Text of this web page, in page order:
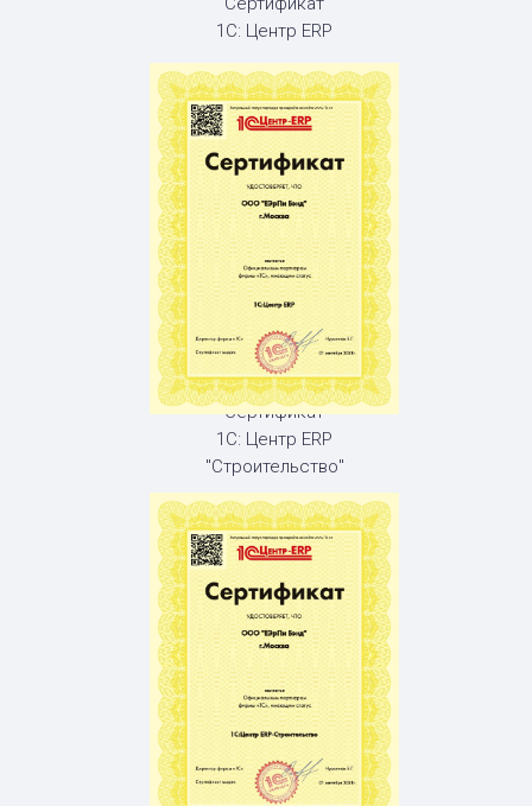
1С: Центр ERP
Сертификат
1С: Центр ERP
"Строительство"